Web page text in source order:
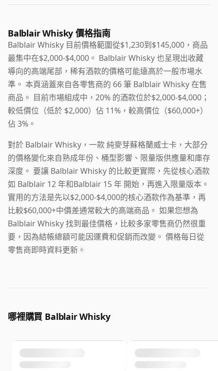
Balblair Whisky 價格指南
Balblair Whisky 目前價格範圍從$1,230到$145,000，商品
最集中在$2,000-$4,000。 Balblair Whisky 也呈現出收藏
導向的高端尾部，稀有酒款的價格可能遠高於一般市場水
準。 本頁涵蓋來自各零售商的 66 筆 Balblair Whisky 在售
商品。 目前市場組成中，20% 的酒款位於$2,000-$4,000；
較低價位（低於 $2,000）佔 11%，較高價位（$60,000+）
佔 3%。
對於 Balblair Whisky，一款 純麥芽蘇格蘭威士卡，大部分
的價格變化來自熟成年份、桶型影響、限量版供應量和庫存
深度。 要讓 Balblair Whisky 的比較更實際，先從核心酒款
如 Balblair 12 年和Balblair 15 年 開始，再進入限量版本。
實用的方法是先以$2,000-$4,000的核心酒款作為基準，再
比較$60,000+中價差通常較大的高端商品。 如果您想為
Balblair Whisky 找到最佳價格，比較多家零售商仍然很重
要，因為結帳總額可能因運費和促銷而改變。 價格每日從
零售商即時資料更新。
哪裡購買 Balblair Whisky